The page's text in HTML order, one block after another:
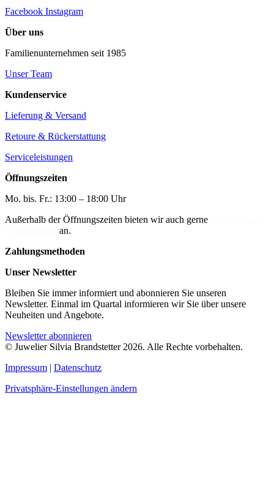
Facebook Instagram
Über uns
Familienunternehmen seit 1985
Unser Team
Kundenservice
Lieferung & Versand
Retoure & Rückerstattung
Serviceleistungen
Öffnungszeiten
Mo. bis. Fr.: 13:00 – 18:00 Uhr
Außerhalb der Öffnungszeiten bieten wir auch gerne
an.
Zahlungsmethoden
Unser Newsletter
Bleiben Sie immer informiert und abonnieren Sie unseren
Newsletter. Einmal im Quartal informieren wir Sie über unsere
Neuheiten und Angebote.
Newsletter abonnieren
© Juwelier Silvia Brandstetter 2026. Alle Rechte vorbehalten.
Impressum | Datenschutz
Privatsphäre-Einstellungen ändern